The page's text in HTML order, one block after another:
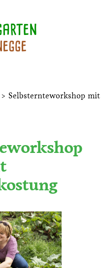
> Selbsternteworkshop mit